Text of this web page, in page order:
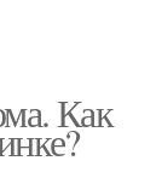
Как